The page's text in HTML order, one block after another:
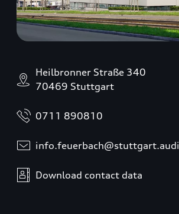
Heilbronner Straße 340
70469 Stuttgart
0711 890810
info.feuerbach@stuttgart.audi
Download contact data